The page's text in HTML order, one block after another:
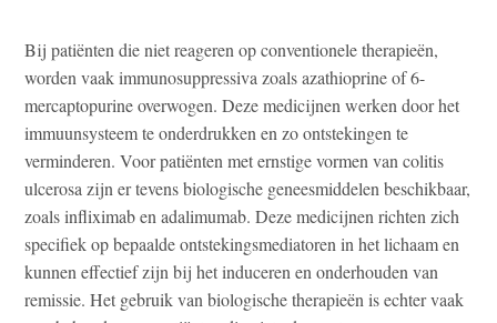
Bij patiënten die niet reageren op conventionele therapieën,
worden vaak immunosuppressiva zoals azathioprine of 6-
mercaptopurine overwogen. Deze medicijnen werken door het
immuunsysteem te onderdrukken en zo ontstekingen te
verminderen. Voor patiënten met ernstige vormen van colitis
ulcerosa zijn er tevens biologische geneesmiddelen beschikbaar,
zoals infliximab en adalimumab. Deze medicijnen richten zich
specifiek op bepaalde ontstekingsmediatoren in het lichaam en
kunnen effectief zijn bij het induceren en onderhouden van
remissie. Het gebruik van biologische therapieën is echter vaak